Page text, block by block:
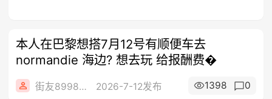
本人在巴黎想搭7月12号有顺便车去
normandie 海边? 想去玩 给报酬费�
街友89984922 2026-7-12发布 1398 0